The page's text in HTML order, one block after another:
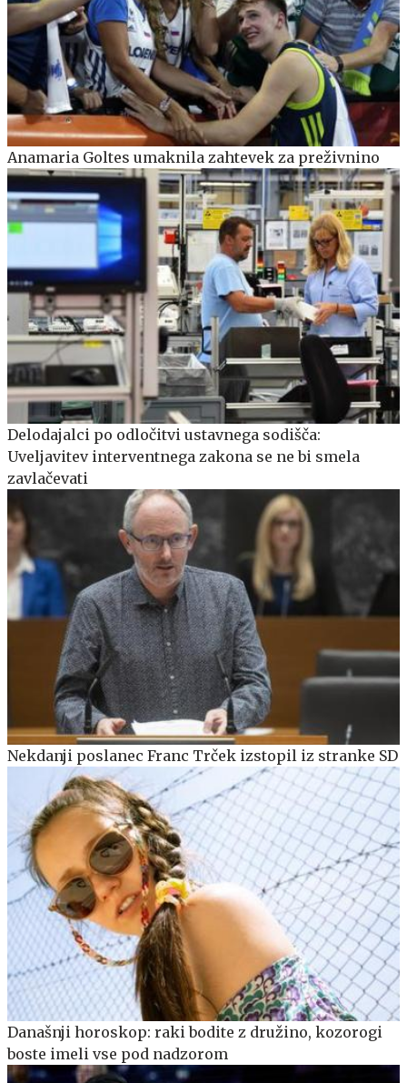
Anamaria Goltes umaknila zahtevek za preživnino
Delodajalci po odločitvi ustavnega sodišča:
Uveljavitev interventnega zakona se ne bi smela
zavlačevati
Nekdanji poslanec Franc Trček izstopil iz stranke SD
Današnji horoskop: raki bodite z družino, kozorogi
boste imeli vse pod nadzorom